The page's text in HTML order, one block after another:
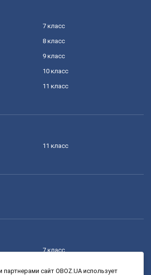
7 класс
8 класс
9 класс
10 класс
11 класс
11 класс
7 класс
сайт OBOZ.UA использует